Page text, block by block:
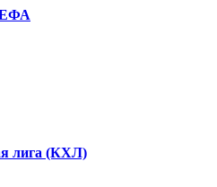
лига (КХЛ)